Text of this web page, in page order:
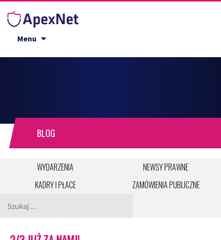
Menu
BLOG
WYDARZENIA
NEWSY PRAWNE
KADRY I PŁACE
ZAMÓWIENIA PUBLICZNE